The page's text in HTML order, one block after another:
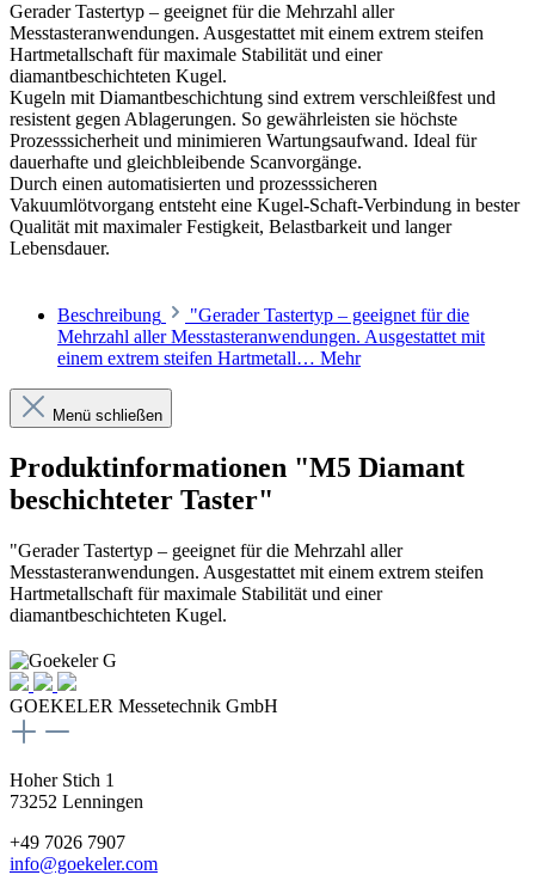
Gerader Tastertyp – geeignet für die Mehrzahl aller
Messtasteranwendungen. Ausgestattet mit einem extrem steifen
Hartmetallschaft für maximale Stabilität und einer
diamantbeschichteten Kugel.
Kugeln mit Diamantbeschichtung sind extrem verschleißfest und
resistent gegen Ablagerungen. So gewährleisten sie höchste
Prozesssicherheit und minimieren Wartungsaufwand. Ideal für
dauerhafte und gleichbleibende Scanvorgänge.
Durch einen automatisierten und prozesssicheren
Vakuumlötvorgang entsteht eine Kugel-Schaft-Verbindung in bester
Qualität mit maximaler Festigkeit, Belastbarkeit und langer
Lebensdauer.
Beschreibung
"Gerader Tastertyp – geeignet für die
Mehrzahl aller Messtasteranwendungen. Ausgestattet mit
einem extrem steifen Hartmetall… Mehr
Menü schließen
Produktinformationen "M5 Diamant
beschichteter Taster"
"Gerader Tastertyp – geeignet für die Mehrzahl aller
Messtasteranwendungen. Ausgestattet mit einem extrem steifen
Hartmetallschaft für maximale Stabilität und einer
diamantbeschichteten Kugel.
GOEKELER Messetechnik GmbH
Hoher Stich 1
73252 Lenningen
+49 7026 7907
info@goekeler.com